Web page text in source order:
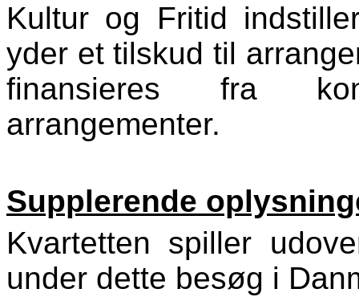
Kultur og Fritid
yder et tilskud til
finansieres fra
arrangementer.
Supplerende
Kvartetten spiller
under dette besøg i